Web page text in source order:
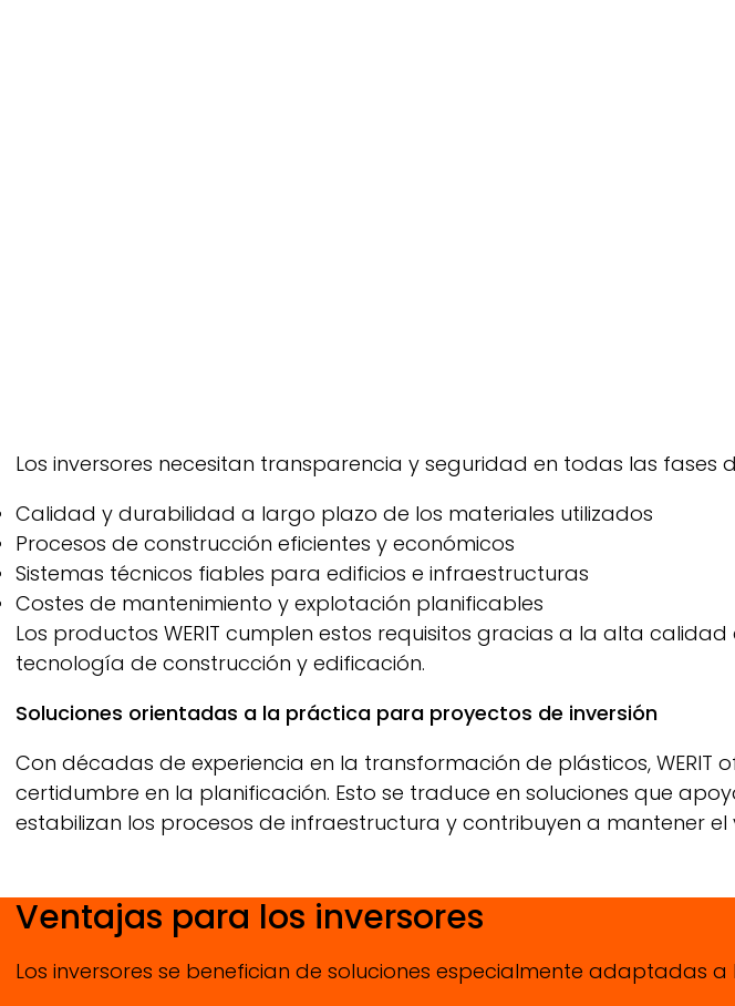
Los inversores necesitan transparencia y seguridad en todas las fases
Calidad y durabilidad a largo plazo de los materiales utilizados
Procesos de construcción eficientes y económicos
Sistemas técnicos fiables para edificios e infraestructuras
Costes de mantenimiento y explotación planificables
Los productos WERIT cumplen estos requisitos gracias a la alta
tecnología de construcción y edificación.
Soluciones orientadas a la práctica para proyectos de inversión
Con décadas de experiencia en la transformación de plásticos,WERIT
certidumbre en la planificación. Esto se traduce en soluciones que
estabilizan los procesos de infraestructura y contribuyen a mantener
Ventajas para los inversores
Los inversores se benefician de soluciones especialmente adaptadas